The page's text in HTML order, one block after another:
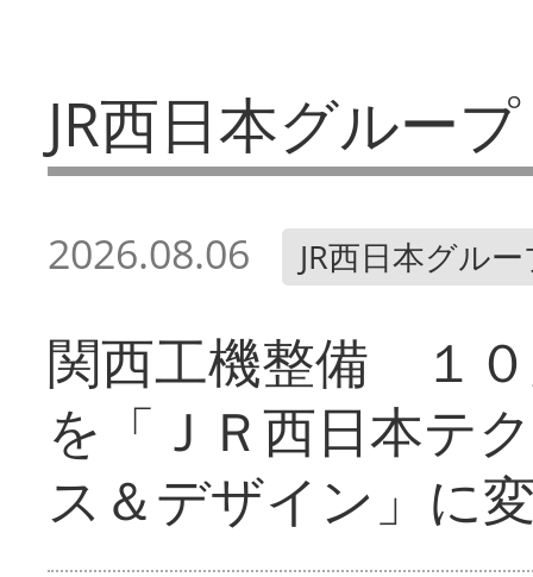
JR西日本グループ
2026.08.06 JR西日本グル
関西工機整備 １
を「ＪＲ西日本テ
ス＆デザイン」に